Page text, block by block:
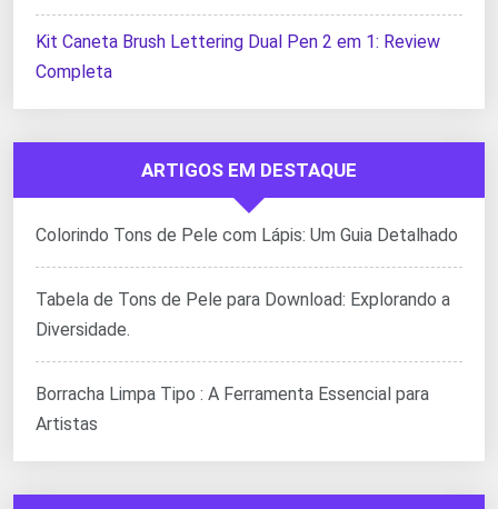
Kit Caneta Brush Lettering Dual Pen 2 em 1: Review
Completa
ARTIGOS EM DESTAQUE
Colorindo Tons de Pele com Lápis: Um Guia Detalhado
Tabela de Tons de Pele para Download: Explorando a
Diversidade.
Borracha Limpa Tipo : A Ferramenta Essencial para
Artistas